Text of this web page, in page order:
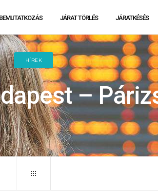
BEMUTATKOZÁS JÁRAT TÖRLÉS JÁRATKÉSÉS
HÍREK
–